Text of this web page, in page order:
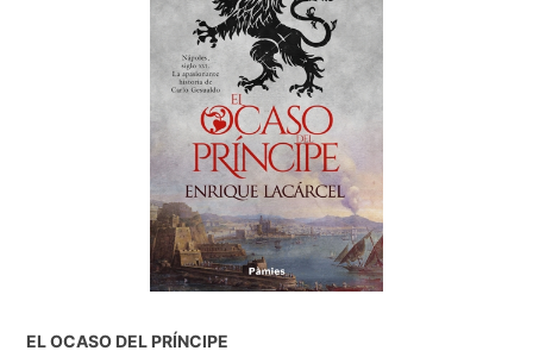
EL OCASO DEL PRÍNCIPE